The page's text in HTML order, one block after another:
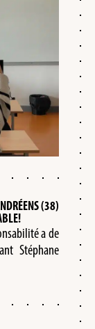
(38)
a de
Stéphane